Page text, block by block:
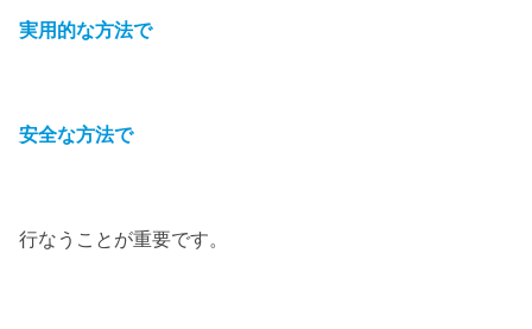
実用的な方法で
安全な方法で
行なうことが重要です。